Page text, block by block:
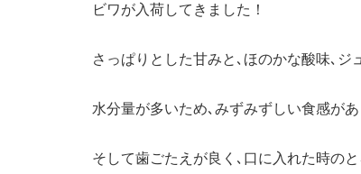
ビワが入荷してきました！
さっぱりとした甘みと､ほのかな酸味､ジ
水分量が多いため､みずみずしい食感があ
そして歯ごたえが良く､口に入れた時の